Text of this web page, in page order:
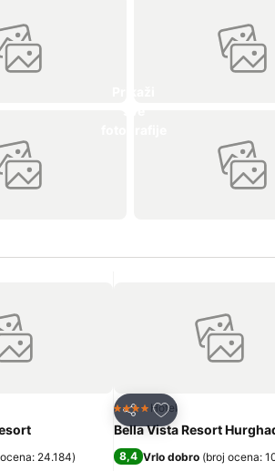
24.184)
Deli
Dodati u favorite
4 Zvezdice
Hotel
Bella Vista Resort
8,4 Vrlo dobro (broj ocena: